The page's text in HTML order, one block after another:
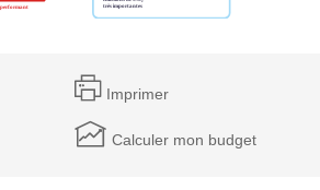
Imprimer
Calculer mon budget